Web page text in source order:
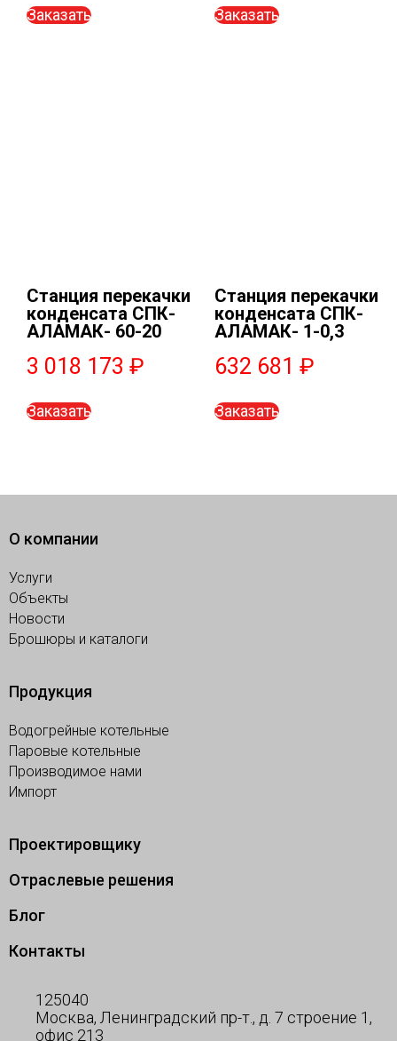
Заказать Заказать
Станция перекачки
конденсата СПК-
АЛАМАК- 60-20
3 018 173 ₽
Заказать
Станция перекачки
конденсата СПК-
АЛАМАК- 1-0,3
632 681₽
Заказать
О компании
Услуги
Объекты
Новости
Брошюры и каталоги
Продукция
Водогрейные котельные
Паровые котельные
Производимое нами
Импорт
Проектировщику
Отраслевые решения
Блог
Контакты
125040
Москва, Ленинградский пр-т., д. 7 строение 1,
офис 213